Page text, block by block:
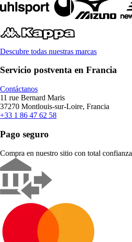
Descubre todas nuestras marcas
Servicio postventa en Francia
Contáctanos
11 rue Bernard Maris
37270 Montlouis-sur-Loire, Francia
+33 1 86 47 62 58
Pago seguro
Compra en nuestro sitio con total confianza